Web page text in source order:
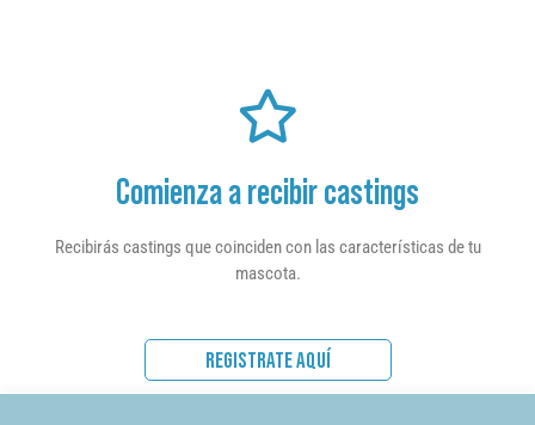
Comienza a recibir castings
Recibirás castings que coinciden con las características de tu
mascota.
REGISTRATE AQUÍ